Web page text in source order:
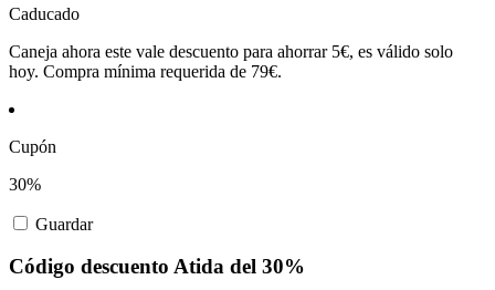
Caducado
Caneja ahora este vale descuento para ahorrar 5€, es válido solo
hoy. Compra mínima requerida de 79€.
Cupón
30%
Guardar
Código descuento Atida del 30%